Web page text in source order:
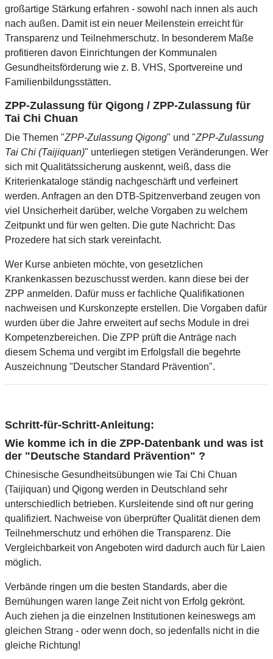
großartige Stärkung erfahren - sowohl nach innen als auch
nach außen. Damit ist ein neuer Meilenstein erreicht für
Transparenz und Teilnehmerschutz. In besonderem Maße
profitieren davon Einrichtungen der Kommunalen
Gesundheitsförderung wie z. B. VHS, Sportvereine und
Familienbildungsstätten.
ZPP-Zulassung für Qigong / ZPP-Zulassung für
Tai Chi Chuan
Die Themen "ZPP-Zulassung Qigong" und "ZPP-Zulassung
Tai Chi (Taijiquan)" unterliegen stetigen Veränderungen. Wer
sich mit Qualitätssicherung auskennt, weiß, dass die
Kriterienkataloge ständig nachgeschärft und verfeinert
werden. Anfragen an den DTB-Spitzenverband zeugen von
viel Unsicherheit darüber, welche Vorgaben zu welchem
Zeitpunkt und für wen gelten. Die gute Nachricht: Das
Prozedere hat sich stark vereinfacht.
Wer Kurse anbieten möchte, von gesetzlichen
Krankenkassen bezuschusst werden. kann diese bei der
ZPP anmelden. Dafür muss er fachliche Qualifikationen
nachweisen und Kurskonzepte erstellen. Die Vorgaben dafür
wurden über die Jahre erweitert auf sechs Module in drei
Kompetenzbereichen. Die ZPP prüft die Anträge nach
diesem Schema und vergibt im Erfolgsfall die begehrte
Auszeichnung "Deutscher Standard Prävention".
Schritt-für-Schritt-Anleitung:
Wie komme ich in die ZPP-Datenbank und was ist
der "Deutsche Standard Prävention" ?
Chinesische Gesundheitsübungen wie Tai Chi Chuan
(Taijiquan) und Qigong werden in Deutschland sehr
unterschiedlich betrieben. Kursleitende sind oft nur gering
qualifiziert. Nachweise von überprüfter Qualität dienen dem
Teilnehmerschutz und erhöhen die Transparenz. Die
Vergleichbarkeit von Angeboten wird dadurch auch für Laien
möglich.
Verbände ringen um die besten Standards, aber die
Bemühungen waren lange Zeit nicht von Erfolg gekrönt.
Auch ziehen ja die einzelnen Institutionen keineswegs am
gleichen Strang - oder wenn doch, so jedenfalls nicht in die
gleiche Richtung!